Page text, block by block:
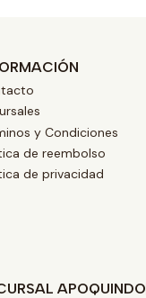
y Condiciones
de reembolso
de privacidad
APOQUINDO